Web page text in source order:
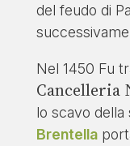
del feudo di
Nel 1450 Fu
Cancelleria
lo scavo della
Brentella